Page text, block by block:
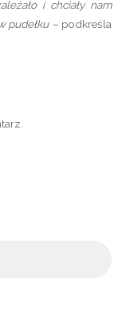
i chciały nam
pudełku ­– podkreśla